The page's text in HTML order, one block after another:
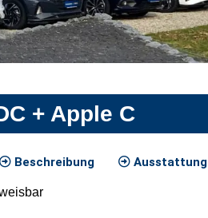
+ Apple C
Beschreibung Ausstattung